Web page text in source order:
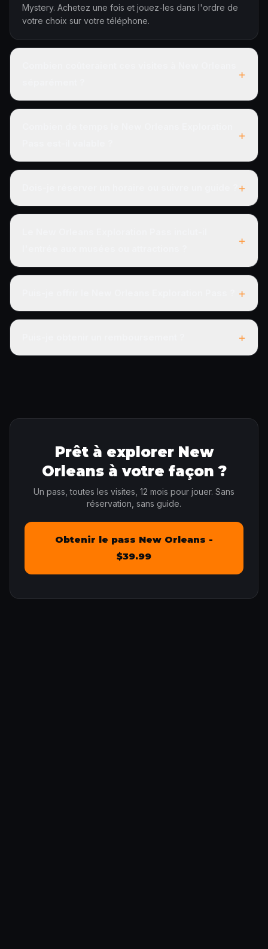
Mystery. Achetez une fois et jouez-les dans l'ordre de
votre choix sur votre téléphone.
+
+
+
+
+
+
Prêt à explorer New
Orleans à votre façon ?
Un pass, toutes les visites, 12 mois pour jouer. Sans
réservation, sans guide.
Obtenir le pass New Orleans -
$39.99